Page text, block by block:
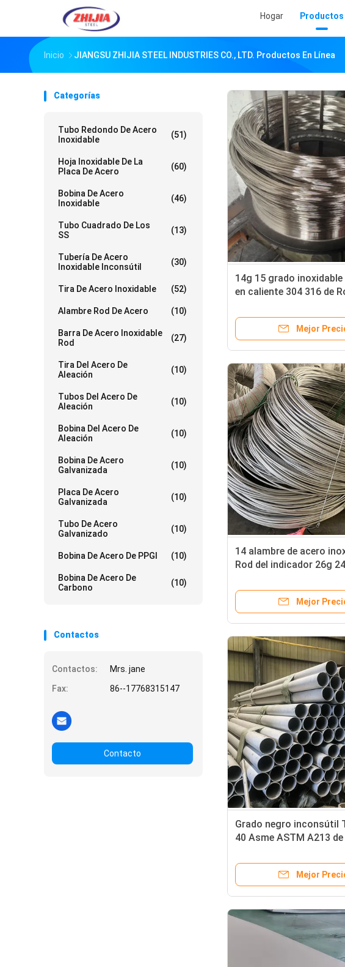
Hogar Productos
Inicio JIANGSU ZHIJIA STEEL INDUSTRIES CO., LTD. Productos En Línea
Categorías
Tubo Redondo De Acero
Inoxidable
(51)
Hoja Inoxidable De La
Placa De Acero
(60)
Bobina De Acero
Inoxidable
(46)
Tubo Cuadrado De Los
SS
(13)
Tubería De Acero
Inoxidable Inconsútil
(30)
Tira De Acero Inoxidable (52)
Alambre Rod De Acero (10)
Barra De Acero Inoxidable
Rod
(27)
Tira Del Acero De
Aleación
(10)
Tubos Del Acero De
Aleación
(10)
Bobina Del Acero De
Aleación
(10)
Bobina De Acero
Galvanizada
(10)
Placa De Acero
Galvanizada
(10)
Tubo De Acero
Galvanizado
(10)
Bobina De Acero De PPGI (10)
Bobina De Acero De
Carbono
(10)
Contactos
Contactos:
Mrs. jane
Fax:
86--17768315147
Contacto
14g 15 grado
en caliente 304 316 de
indicador 16 6m m
Mejor
14 alambre de acero
Rod del indicador 26g
milímetros
Mejor
Grado negro inconsútil
40 Asme ASTM A213
Mejor